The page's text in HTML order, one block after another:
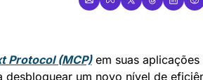
Protocol (MCP) em suas aplicações
desbloquear um novo nível de